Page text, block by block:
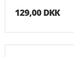
129,00 DKK